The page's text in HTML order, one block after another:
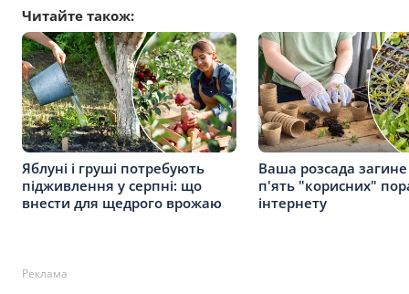
Читайте також:
Яблуні і груші потребують
підживлення у серпні: що
внести для щедрого врожаю
Ваша розсада загине
п'ять "корисних"
інтернету
Реклама